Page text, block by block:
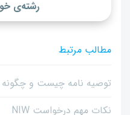
رشته‌ی
مطالب مرتبط
توصیه نامه چیست و
نکات مهم درخواست NIW